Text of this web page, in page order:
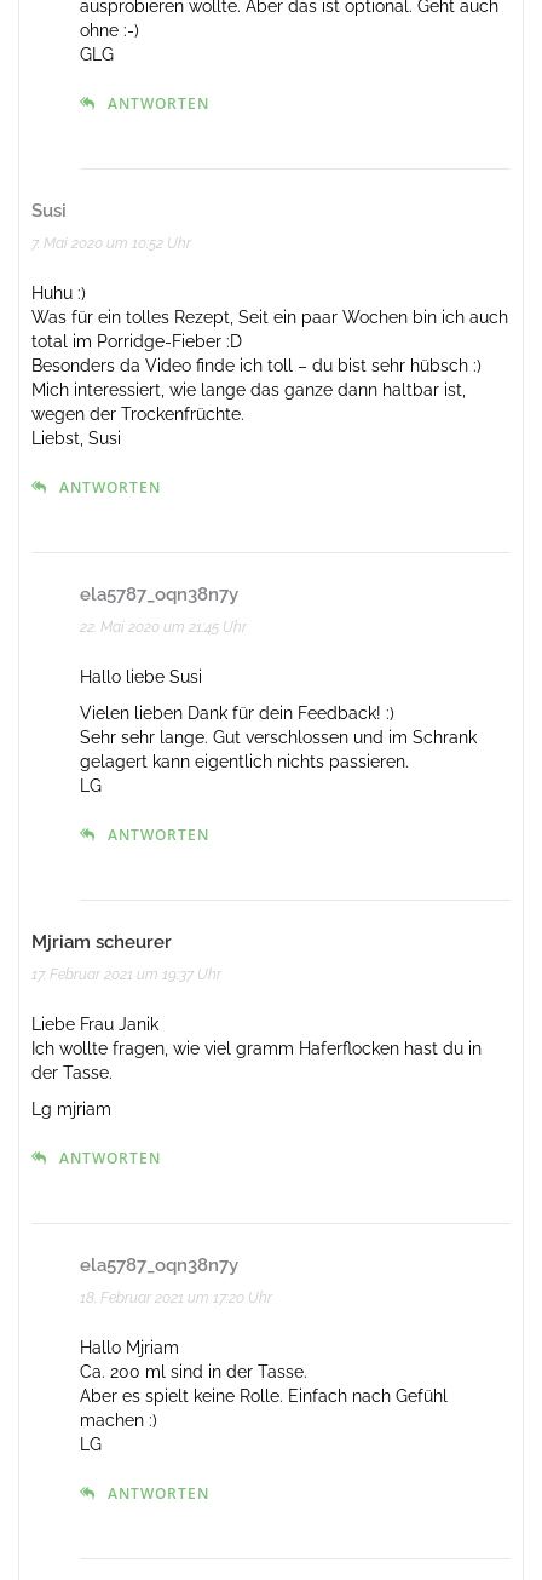
ausprobieren wollte. Aber das ist optional. Geht auch
ohne :-)
GLG
ANTWORTEN
Susi
7. Mai 2020 um 10:52 Uhr
Huhu :)
Was für ein tolles Rezept, Seit ein paar Wochen bin ich auch
total im Porridge-Fieber :D
Besonders da Video finde ich toll – du bist sehr hübsch :)
Mich interessiert, wie lange das ganze dann haltbar ist,
wegen der Trockenfrüchte.
Liebst, Susi
ANTWORTEN
ela5787_oqn38n7y
22. Mai 2020 um 21:45 Uhr
Hallo liebe Susi
Vielen lieben Dank für dein Feedback! :)
Sehr sehr lange. Gut verschlossen und im Schrank
gelagert kann eigentlich nichts passieren.
LG
ANTWORTEN
Mjriam scheurer
17. Februar 2021 um 19:37 Uhr
Liebe Frau Janik
Ich wollte fragen, wie viel gramm Haferflocken hast du in
der Tasse.
Lg mjriam
ANTWORTEN
ela5787_oqn38n7y
18. Februar 2021 um 17:20 Uhr
Hallo Mjriam
Ca. 200 ml sind in der Tasse.
Aber es spielt keine Rolle. Einfach nach Gefühl
machen :)
LG
ANTWORTEN